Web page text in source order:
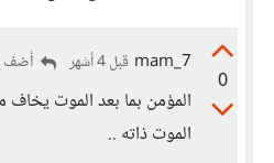
0
mam_7 قبل 4 أشهر أضف
المؤمن بما بعد الموت
الموت ذاته ..